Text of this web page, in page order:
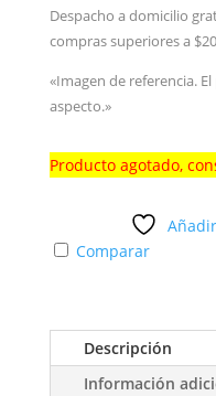
Despacho a domicilio
compras superiores a
«Imagen de referencia.
aspecto.»
Producto agotado,
Comparar
Descripción
Información